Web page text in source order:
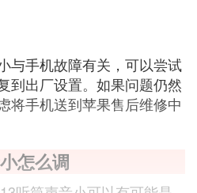
与手机故障有关，可以尝试
到出厂设置。如果问题仍然
将手机送到苹果售后维修中
怎么调